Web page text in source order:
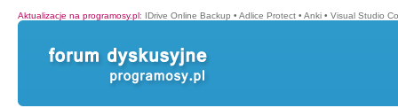
Aktualizacje na programosy.pl: IDrive Online Backup • Adlice Protect • Anki • Visual Studio